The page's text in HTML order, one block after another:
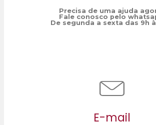
Precisa de uma ajuda
Fale conosco pelo
De segunda a sexta das 9h
E-mail